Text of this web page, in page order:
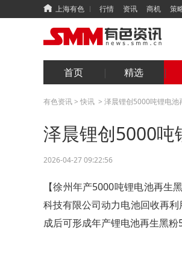
上海有色 行情 资讯 商机 策
首页 精选
有色资讯> 快讯 > 泽晨锂创5000吨锂电池
泽晨锂创5000吨
2026-04-27 09:22:56
【徐州年产5000吨锂电池再
科技有限公司动力电池回收再
成后可形成年产锂电池再生黑粉